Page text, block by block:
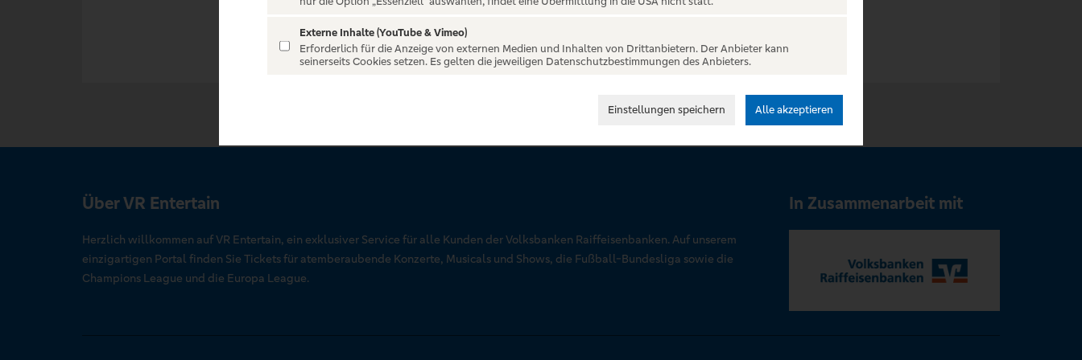
Über VR Entertain
Herzlich willkommen auf VR Entertain, ein exklusiver Service für alle Kunden der Volksbanken Raiffeisenbanken. Auf unserem
einzigartigen Portal finden Sie Tickets für atemberaubende Konzerte, Musicals und Shows, die Fußball-Bundesliga sowie die
Champions League und die Europa League.
In Zusammenarbeit mit
Externe Inhalte (YouTube & Vimeo)
Erforderlich für die Anzeige von externen Medien und Inhalten von Drittanbietern. Der Anbieter kann
seinerseits Cookies setzen. Es gelten die jeweiligen Datenschutzbestimmungen des Anbieters.
Einstellungen speichern Alle akzeptieren